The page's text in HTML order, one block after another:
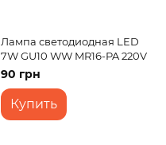
Лампа светодиодная LED
7W GU10 WW MR16-PA 220V
90 грн
Купить